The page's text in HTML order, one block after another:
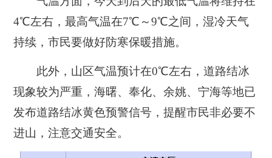
4℃左右，最高气温在7℃～9℃之间，湿冷天气
持续，市民要做好防寒保暖措施。
此外，山区气温预计在0℃左右，道路结冰
现象较为严重，海曙、奉化、余姚、宁海等地已
发布道路结冰黄色预警信号，提醒市民非必要不
进山，注意交通安全。